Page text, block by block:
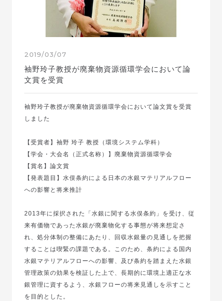
2019/03/07
袖野玲子教授が廃棄物資源循環学会において論
文賞を受賞
袖野玲子教授が廃棄物資源循環学会において論文賞を受賞
しました
【受賞者】袖野 玲子 教授（環境システム学科）
【学会・大会名（正式名称）】廃棄物資源循環学会
【賞名】論文賞
【発表題目】水俣条約による日本の水銀マテリアルフロー
への影響と将来推計
2013年に採択された「水銀に関する水俣条約」を受け、従
来有価物であった水銀が廃棄物化する事態が将来想定さ
れ、処分体制の整備にあたり、回収水銀量の見通しを把握
することは喫緊の課題である。このため、条約による国内
水銀マテリアルフローへの影響、及び条約を踏まえた水銀
管理政策の効果を検証した上で、長期的に環境上適正な水
銀管理に資するよう、水銀フローの将来見通しを示すこと
を目的とした。